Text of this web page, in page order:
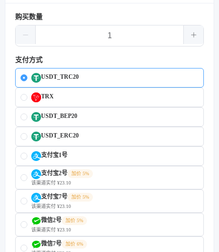
购买数量
支付方式
USDT_TRC20
TRX
USDT_BEP20
USDT_ERC20
支付宝1号
支付宝2号
加价 5%
该渠道实付 ¥23.10
支付宝7号
加价 5%
该渠道实付 ¥23.10
微信2号
加价 5%
该渠道实付 ¥23.10
微信7号
加价 6%